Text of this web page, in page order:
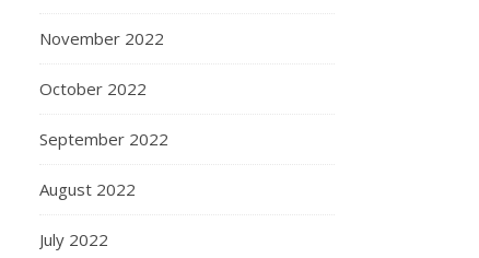
November 2022
October 2022
September 2022
August 2022
July 2022